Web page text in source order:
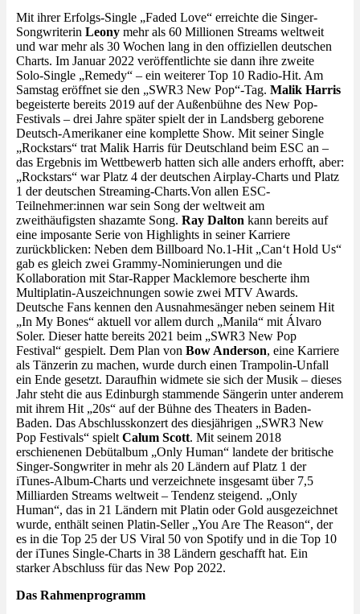
Mit ihrer Erfolgs-Single „Faded Love“ erreichte die Singer-
Songwriterin Leony mehr als 60 Millionen Streams weltweit
und war mehr als 30 Wochen lang in den offiziellen deutschen
Charts. Im Januar 2022 veröffentlichte sie dann ihre zweite
Solo-Single „Remedy“ – ein weiterer Top 10 Radio-Hit. Am
Samstag eröffnet sie den „SWR3 New Pop“-Tag. Malik Harris
begeisterte bereits 2019 auf der Außenbühne des New Pop-
Festivals – drei Jahre später spielt der in Landsberg geborene
Deutsch-Amerikaner eine komplette Show. Mit seiner Single
„Rockstars“ trat Malik Harris für Deutschland beim ESC an –
das Ergebnis im Wettbewerb hatten sich alle anders erhofft, aber:
„Rockstars“ war Platz 4 der deutschen Airplay-Charts und Platz
1 der deutschen Streaming-Charts.Von allen ESC-
Teilnehmer:innen war sein Song der weltweit am
zweithäufigsten shazamte Song. Ray Dalton kann bereits auf
eine imposante Serie von Highlights in seiner Karriere
zurückblicken: Neben dem Billboard No.1-Hit „Can‘t Hold Us“
gab es gleich zwei Grammy-Nominierungen und die
Kollaboration mit Star-Rapper Macklemore bescherte ihm
Multiplatin-Auszeichnungen sowie zwei MTV Awards.
Deutsche Fans kennen den Ausnahmesänger neben seinem Hit
„In My Bones“ aktuell vor allem durch „Manila“ mit Álvaro
Soler. Dieser hatte bereits 2021 beim „SWR3 New Pop
Festival“ gespielt. Dem Plan von Bow Anderson, eine Karriere
als Tänzerin zu machen, wurde durch einen Trampolin-Unfall
ein Ende gesetzt. Daraufhin widmete sie sich der Musik – dieses
Jahr steht die aus Edinburgh stammende Sängerin unter anderem
mit ihrem Hit „20s“ auf der Bühne des Theaters in Baden-
Baden. Das Abschlusskonzert des diesjährigen „SWR3 New
Pop Festivals“ spielt Calum Scott. Mit seinem 2018
erschienenen Debütalbum „Only Human“ landete der britische
Singer-Songwriter in mehr als 20 Ländern auf Platz 1 der
iTunes-Album-Charts und verzeichnete insgesamt über 7,5
Milliarden Streams weltweit – Tendenz steigend. „Only
Human“, das in 21 Ländern mit Platin oder Gold ausgezeichnet
wurde, enthält seinen Platin-Seller „You Are The Reason“, der
es in die Top 25 der US Viral 50 von Spotify und in die Top 10
der iTunes Single-Charts in 38 Ländern geschafft hat. Ein
starker Abschluss für das New Pop 2022.
Das Rahmenprogramm